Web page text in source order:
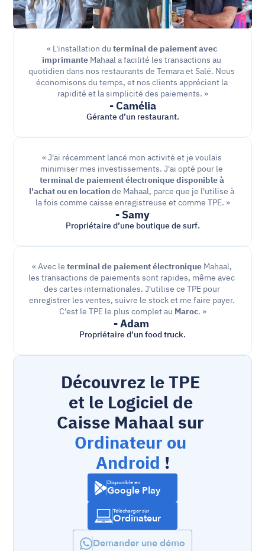
« L'installation du terminal de paiement avec
imprimante Mahaal a facilité les transactions au
quotidien dans nos restaurants de Temara et Salé. Nous
économisons du temps, et nos clients apprécient la
rapidité et la simplicité des paiements. »
- Camélia
Gérante d’un restaurant.
« J'ai récemment lancé mon activité et je voulais
terminal de paiement électronique disponible à
l'achat ou en location de Mahaal, parce que je l'utilise à
la fois comme caisse enregistreuse et comme TPE. »
- Samy
Propriétaire d’une boutique de surf.
« Avec le terminal de paiement électronique Mahaal,
les transactions de paiements sont rapides, même avec
des cartes internationales. J'utilise ce TPE pour
enregistrer les ventes, suivre le stock et me faire payer.
C'est le TPE le plus complet au Maroc. »
- Adam
Propriétaire d’un food truck.
Découvrez le TPE
et le Logiciel de
Ordinateur ou
Android !
Disponible en
Google Play
Télécharger sur
Ordinateur
Demander une démo